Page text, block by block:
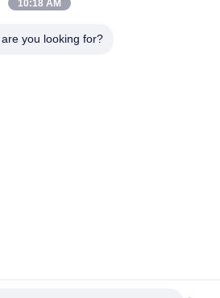
Technology Co., Ltd. 모두 모든 권리
10:18 AM
you looking for?